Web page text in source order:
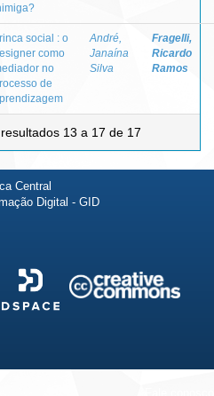
social : o
como
no
de
André,
Janaína
Silva
Fragelli,
Ricardo
Ramos
13 a 17 de 17
Central
Digital - GID